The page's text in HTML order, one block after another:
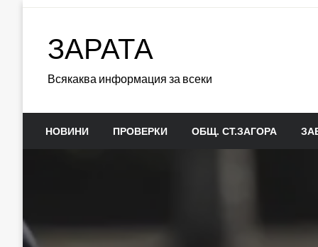
ЗАРАТА
Всякаква информация за всеки
НОВИНИ ПРОВЕРКИ ОБЩ. СТ.ЗАГОРА